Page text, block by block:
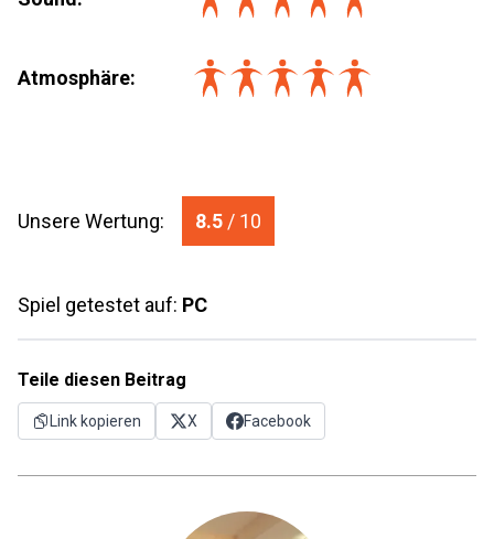
Atmosphäre:
Unsere Wertung: 8.5 / 10
Spiel getestet auf: PC
Teile diesen Beitrag
Link kopieren X Facebook